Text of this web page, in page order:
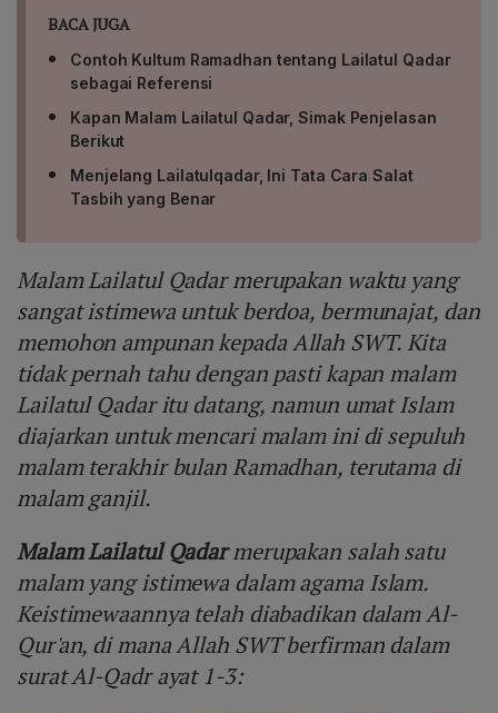
BACA JUGA
Contoh Kultum Ramadhan tentang Lailatul Qadar
sebagai Referensi
Kapan Malam Lailatul Qadar, Simak Penjelasan
Berikut
Menjelang Lailatulqadar, Ini Tata Cara Salat
Tasbih yang Benar
Malam Lailatul Qadar merupakan waktu yang
sangat istimewa untuk berdoa, bermunajat, dan
memohon ampunan kepada Allah SWT. Kita
tidak pernah tahu dengan pasti kapan malam
Lailatul Qadar itu datang, namun umat Islam
diajarkan untuk mencari malam ini di sepuluh
malam terakhir bulan Ramadhan, terutama di
malam ganjil.
Malam Lailatul Qadarmerupakan salah satu
malam yang istimewa dalam agama Islam.
Keistimewaannya telah diabadikan dalam Al-
Qur'an, di mana Allah SWT berfirman dalam
surat Al-Qadr ayat 1-3: